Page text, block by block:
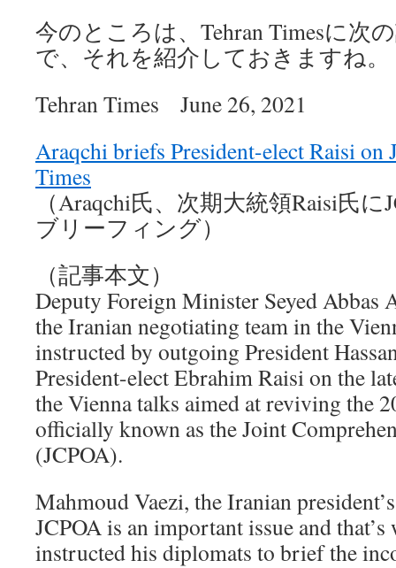
今のところは、Tehran Timesに次
で、それを紹介しておきますね。
Tehran Times June 26, 2021
Araqchi briefs President-elect Raisi on
Times
（Araqchi氏、次期大統領Raisi氏
ブリーフィング）
（記事本文）
Deputy Foreign Minister Seyed Abbas
the Iranian negotiating team in the
instructed by outgoing President
President-elect Ebrahim Raisi on the
the Vienna talks aimed at reviving the
officially known as the Joint
(JCPOA).
Mahmoud Vaezi, the Iranian
JCPOA is an important issue and
instructed his diplomats to brief the